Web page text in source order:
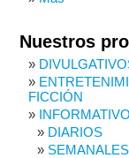
Nuestros
FICCIÓN
DIARIOS
SEMANALES